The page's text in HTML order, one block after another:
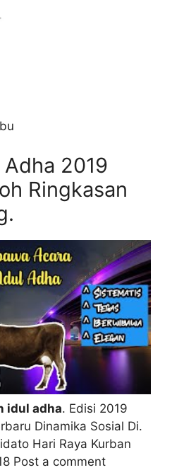
2019
Ringkasan
idul adha. Edisi 2019
Dinamika Sosial Di.
Hari Raya Kurban
Post a comment